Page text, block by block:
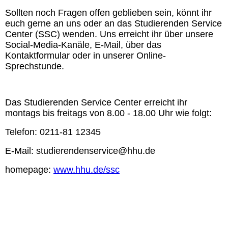
Sollten noch Fragen offen geblieben sein, könnt ihr
euch gerne an uns oder an das Studierenden Service
Center (SSC) wenden. Uns erreicht ihr über unsere
Social-Media-Kanäle, E-Mail, über das
Kontaktformular oder in unserer Online-
Sprechstunde.
Das Studierenden Service Center erreicht ihr
montags bis freitags von 8.00 - 18.00 Uhr wie folgt:
Telefon: 0211-81 12345
E-Mail: studierendenservice@hhu.de
homepage: www.hhu.de/ssc